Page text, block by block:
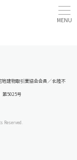
建物取引業協会会員／北陸不
第5025号
Reserved.